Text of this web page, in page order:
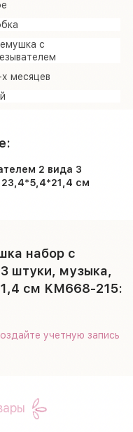
с
месяцев
2 вида 3
23,4*5,4*21,4 см
набор с
штуки, музыка,
см KM668-215:
учетную запись